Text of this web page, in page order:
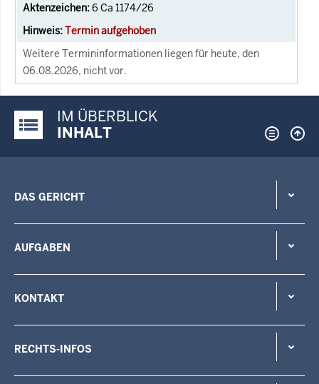
6 Ca 1174/26
Termin aufgehoben
Weitere Termininformationen liegen für heute, den
06.08.2026, nicht vor.
Justiz-Portal im Überblick:
IM ÜBERBLICK
INHALT
DAS GERICHT
AUFGABEN
KONTAKT
RECHTS-INFOS